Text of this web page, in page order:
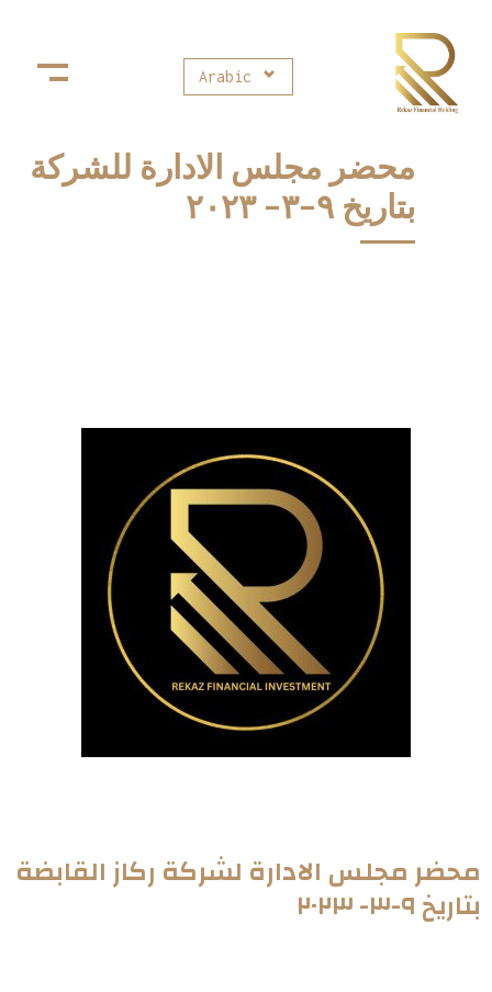
Arabic
محضر مجلس الادارة للشركة
بتاريخ ٩-٣- ٢٠٢٣
محضر مجلس الادارة لشركة ركاز القابضة
بتاريخ ٩-٣- ٢٠٢٣